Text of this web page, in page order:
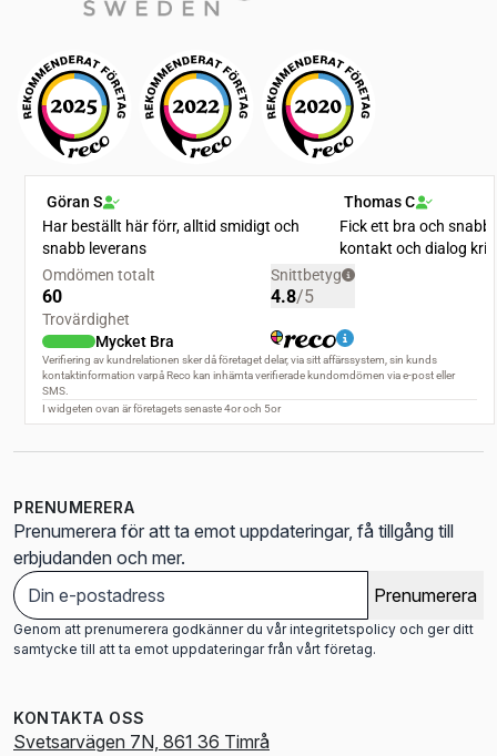
PRENUMERERA
Prenumerera för att ta emot uppdateringar, få tillgång till
erbjudanden och mer.
Prenumerera
Genom att prenumerera godkänner du vår integritetspolicy och ger ditt
samtycke till att ta emot uppdateringar från vårt företag.
KONTAKTA OSS
Svetsarvägen 7N, 861 36 Timrå